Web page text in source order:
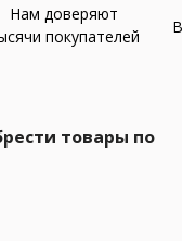
Нам доверяют
покупателей
товары по